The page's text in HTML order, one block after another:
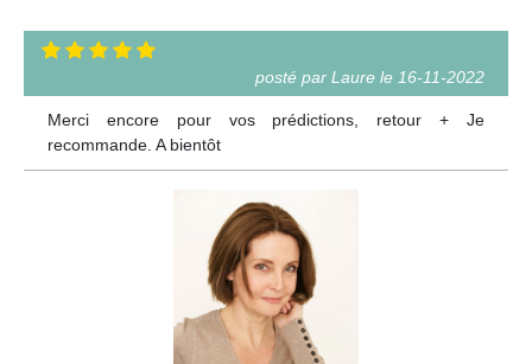
posté par Laure le 16-11-2022
Merci encore pour vos prédictions, retour + Je
recommande. A bientôt